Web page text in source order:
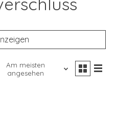
Am meisten
angesehen